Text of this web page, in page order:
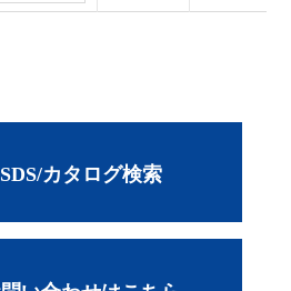
SDS/カタログ検索